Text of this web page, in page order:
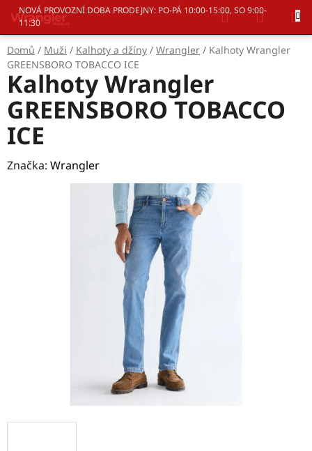
Přejít
obsah
NOVÁ PROVOZNÍ DOBA PRODEJNY: PO-PÁ 10:00-15:00, SO 9:00-
11:30
Hledat
KOŠÍK
Domů / Muži / Kalhoty a džíny / Wrangler / Kalhoty Wrangler
GREENSBORO TOBACCO ICE
Kalhoty Wrangler
GREENSBORO TOBACCO
ICE
Značka: Wrangler